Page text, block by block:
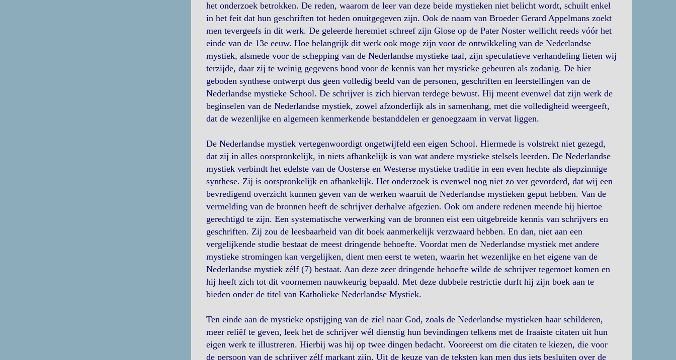
het onderzoek betrokken. De reden, waarom de leer van deze beide mystieken niet belicht wordt, schuilt enkel
in het feit dat hun geschriften tot heden onuitgegeven zijn. Ook de naam van Broeder Gerard Appelmans zoekt
men tevergeefs in dit werk. De geleerde heremiet schreef zijn Glose op de Pater Noster wellicht reeds vóór het
einde van de 13e eeuw. Hoe belangrijk dit werk ook moge zijn voor de ontwikkeling van de Nederlandse
mystiek, alsmede voor de schepping van de Nederlandse mystieke taal, zijn speculatieve verhandeling lieten wij
terzijde, daar zij te weinig gegevens bood voor de kennis van het mystieke gebeuren als zodanig. De hier
geboden synthese ontwerpt dus geen volledig beeld van de personen, geschriften en leerstellingen van de
Nederlandse mystieke School. De schrijver is zich hiervan terdege bewust. Hij meent evenwel dat zijn werk de
beginselen van de Nederlandse mystiek, zowel afzonderlijk als in samenhang, met die volledigheid weergeeft,
dat de wezenlijke en algemeen kenmerkende bestanddelen er genoegzaam in vervat liggen.
De Nederlandse mystiek vertegenwoordigt ongetwijfeld een eigen School. Hiermede is volstrekt niet gezegd,
dat zij in alles oorspronkelijk, in niets afhankelijk is van wat andere mystieke stelsels leerden. De Nederlandse
mystiek verbindt het edelste van de Oosterse en Westerse mystieke traditie in een even hechte als diepzinnige
synthese. Zij is oorspronkelijk en afhankelijk. Het onderzoek is evenwel nog niet zo ver gevorderd, dat wij een
bevredigend overzicht kunnen geven van de werken waaruit de Nederlandse mystieken geput hebben. Van de
vermelding van de bronnen heeft de schrijver derhalve afgezien. Ook om andere redenen meende hij hiertoe
gerechtigd te zijn. Een systematische verwerking van de bronnen eist een uitgebreide kennis van schrijvers en
geschriften. Zij zou de leesbaarheid van dit boek aanmerkelijk verzwaard hebben. En dan, niet aan een
vergelijkende studie bestaat de meest dringende behoefte. Voordat men de Nederlandse mystiek met andere
mystieke stromingen kan vergelijken, dient men eerst te weten, waarin het wezenlijke en het eigene van de
Nederlandse mystiek zélf (7) bestaat. Aan deze zeer dringende behoefte wilde de schrijver tegemoet komen en
hij heeft zich tot dit voornemen nauwkeurig bepaald. Met deze dubbele restrictie durft hij zijn boek aan te
bieden onder de titel van Katholieke Nederlandse Mystiek.
Ten einde aan de mystieke opstijging van de ziel naar God, zoals de Nederlandse mystieken haar schilderen,
meer reliëf te geven, leek het de schrijver wél dienstig hun bevindingen telkens met de fraaiste citaten uit hun
eigen werk te illustreren. Hierbij was hij op twee dingen bedacht. Vooreerst om die citaten te kiezen, die voor
de persoon van de schrijver zélf markant zijn. Uit de keuze van de teksten kan men dus iets besluiten over de